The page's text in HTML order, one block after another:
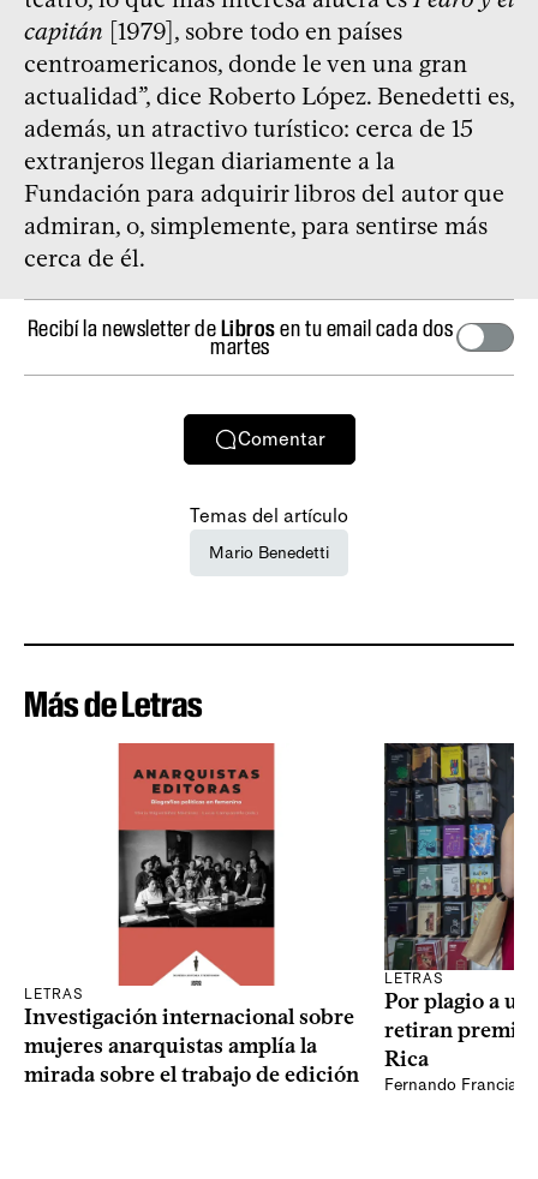
capitán [1979], sobre todo en países
centroamericanos, donde le ven una gran
actualidad”, dice Roberto López. Benedetti es,
además, un atractivo turístico: cerca de 15
extranjeros llegan diariamente a la
Fundación para adquirir libros del autor que
admiran, o, simplemente, para sentirse más
cerca de él.
Recibí la newsletter deLibrosen tu email cada dos
martes
Comentar
Temas del artículo
Mario Benedetti
Más de Letras
LETRAS
Investigación internacional sobre
mujeres anarquistas amplía la
mirada sobre el trabajo de edición
LETRAS
Por plagio a
retiran premio
Rica
Fernando Francia,